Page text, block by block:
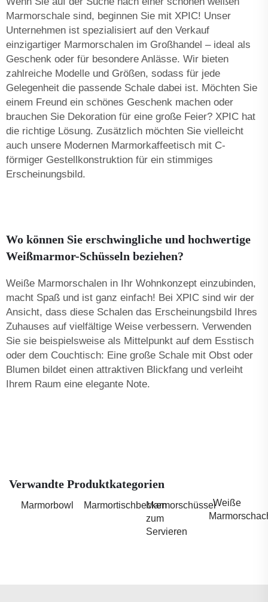
Marmorschale sind, beginnen Sie mit XPIC! Unser
Unternehmen ist spezialisiert auf den Verkauf
einzigartiger Marmorschalen im Großhandel – ideal als
Geschenk oder für besondere Anlässe. Wir bieten
zahlreiche Modelle und Größen, sodass für jede
Gelegenheit die passende Schale dabei ist. Möchten Sie
einem Freund ein schönes Geschenk machen oder
brauchen Sie Dekoration für eine große Feier? XPIC hat
die richtige Lösung. Zusätzlich möchten Sie vielleicht
auch unsere Modernen Marmorkaffee­tisch mit C-
förmiger Gestellkonstruktion für ein stimmiges
Erscheinungsbild.
Wo können Sie erschwingliche und hochwertige
Weißmarmor-Schüsseln beziehen?
Weiße Marmorschalen in Ihr Wohnkonzept einzubinden,
macht Spaß und ist ganz einfach! Bei XPIC sind wir der
Ansicht, dass diese Schalen das Erscheinungsbild Ihres
Zuhauses auf vielfältige Weise verbessern. Verwenden
Sie sie beispielsweise als Mittelpunkt auf dem Esstisch
oder dem Couchtisch: Eine große Schale mit Obst oder
Blumen bildet einen attraktiven Blickfang und verleiht
Ihrem Raum eine elegante Note.
Verwandte Produktkategorien
Marmorbowl MarmortischbeckenMarmorschüssel
zum
Servieren
Weiße